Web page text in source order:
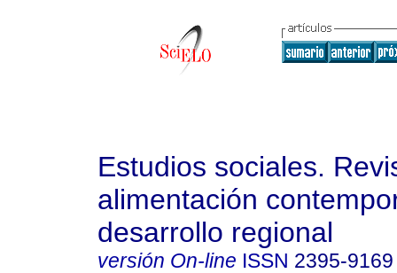
Estudios sociales.
alimentación
desarrollo regional
versión On-line ISSN 2395-9169